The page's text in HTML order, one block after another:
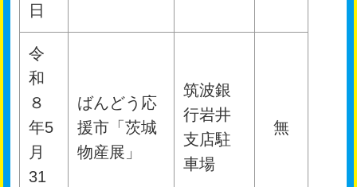
日
令
和
８
年5
月
31
ばんどう応
援市「茨城
物産展」
筑波銀
行岩井
支店駐
車場
無